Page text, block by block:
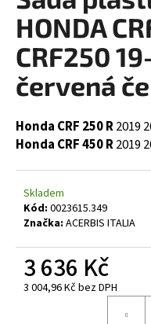
0,0
5
hvězdiček.
HONDA
CRF250
červená
Honda CRF 250 R2019
Honda CRF 450 R2019
Skladem
Kód: 0023615.349
Značka: ACERBIS ITALIA
3 636 Kč
3 004,96 Kč bez DPH
a
j
í
t
?
D
o
p